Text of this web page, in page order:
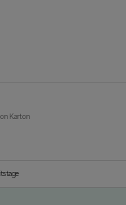
Karton